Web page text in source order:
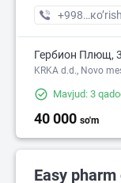
+998 (97)кo’rish
Гербион Плющ,
KRKA d.d., Novo
Mavjud: 3
40 000 so'm
Easy